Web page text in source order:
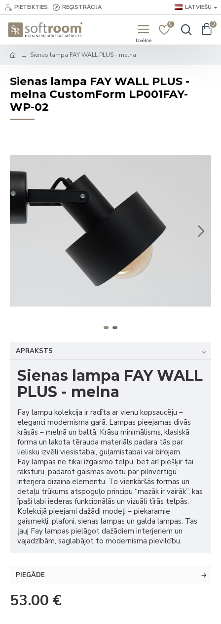
PIETEIKTIES REĢISTRĀCIJA LATVIEŠU
0 0
Sienas lampa FAY WALL PLUS - melna
Sienas lampa FAY WALL PLUS -
melna CustomForm LP001FAY-
WP-02
APRAKSTS
Sienas lampa FAY WALL
PLUS - melna
Fay lampu kolekcija ir radīta ar vienu kopsaucēju –
eleganci modernisma garā. Lampas pieejamas divās
krāsās – melnā un baltā. Krāsu minimālisms, klasiskā
forma un lakota tērauda materiāls padara tās par
lielisku izvēli viesistabai, guļamistabai vai birojam.
Fay lampas ne tikai izgaismo telpu, bet arī piešķir tai
raksturu, padarot gaismas avotu par pilnvērtīgu
interjera dizaina elementu. To vienkāršās formas un
detaļu trūkums atspoguļo principu “mazāk ir vairāk”, kas
īpaši labi iederas funkcionālās un vizuāli tīrās telpās.
Kolekcijā pieejami dažādi modeļi – piekaramie
gaismekļi, plafoni, sienas lampas un galda lampas. Tas
ļauj Fay lampas pielāgot dažādiem interjeriem un
vajadzībām, saglabājot to modernisma pievilcību.
PIEGĀDE
53.00 €